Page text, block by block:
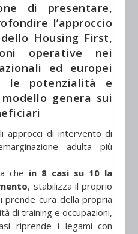
di presentare,
l’approccio
Housing First,
operative nei
ed europei
le potenzialità e
genera sui
approcci di intervento di
adulta più
che in 8 casi su 10 la
, stabilizza il proprio
prende cura della propria
di training e occupazioni,
riprende i legami con